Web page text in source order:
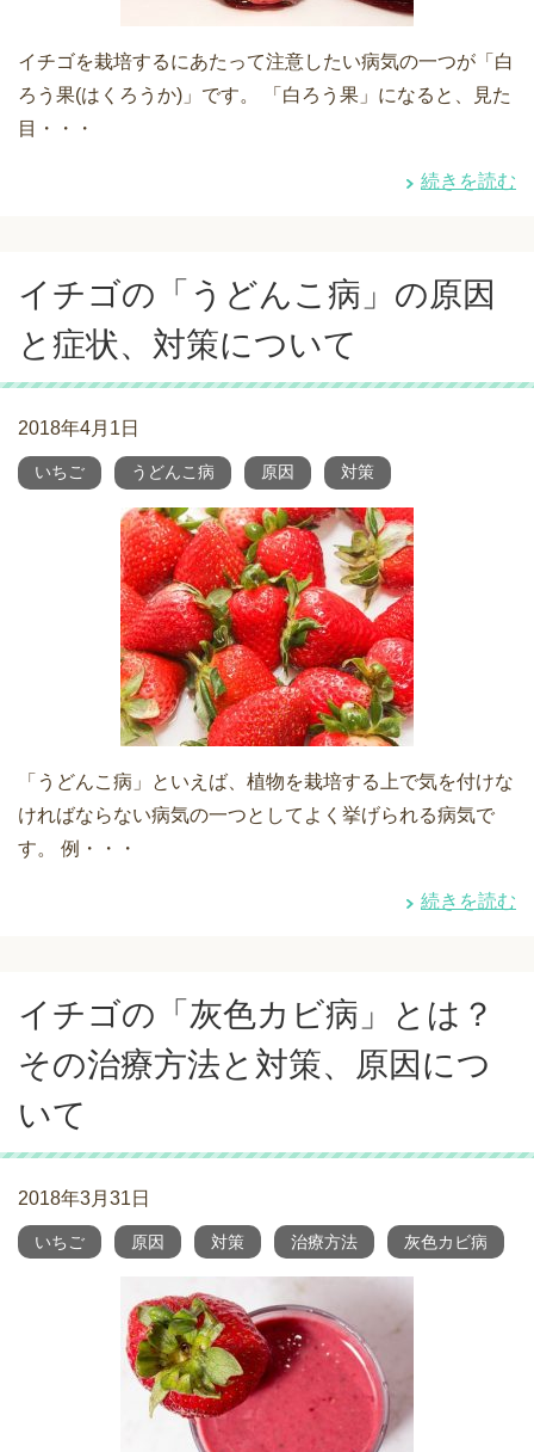
イチゴを栽培するにあたって注意したい病気の一つが「白
ろう果(はくろうか)」です。 「白ろう果」になると、見た
目・・・
続きを読む
イチゴの「うどんこ病」の原因
と症状、対策について
2018年4月1日
いちご うどんこ病 原因 対策
「うどんこ病」といえば、植物を栽培する上で気を付けな
ければならない病気の一つとしてよく挙げられる病気で
す。 例・・・
続きを読む
イチゴの「灰色カビ病」とは？
その治療方法と対策、原因につ
いて
2018年3月31日
いちご 原因 対策 治療方法 灰色カビ病